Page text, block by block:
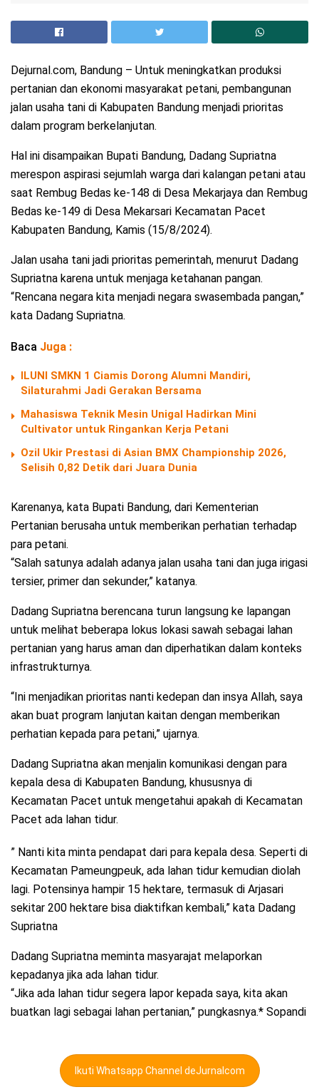
Dejurnal.com, Bandung – Untuk meningkatkan produksi
pertanian dan ekonomi masyarakat petani, pembangunan
jalan usaha tani di Kabupaten Bandung menjadi prioritas
dalam program berkelanjutan.
Hal ini disampaikan Bupati Bandung, Dadang Supriatna
merespon aspirasi sejumlah warga dari kalangan petani atau
saat Rembug Bedas ke-148 di Desa Mekarjaya dan Rembug
Bedas ke-149 di Desa Mekarsari Kecamatan Pacet
Kabupaten Bandung, Kamis (15/8/2024).
Jalan usaha tani jadi prioritas pemerintah, menurut Dadang
Supriatna karena untuk menjaga ketahanan pangan.
“Rencana negara kita menjadi negara swasembada pangan,”
kata Dadang Supriatna.
Baca Juga :
ILUNI SMKN 1 Ciamis Dorong Alumni Mandiri,
Silaturahmi Jadi Gerakan Bersama
Mahasiswa Teknik Mesin Unigal Hadirkan Mini
Cultivator untuk Ringankan Kerja Petani
Ozil Ukir Prestasi di Asian BMX Championship 2026,
Selisih 0,82 Detik dari Juara Dunia
Karenanya, kata Bupati Bandung, dari Kementerian
Pertanian berusaha untuk memberikan perhatian terhadap
para petani.
“Salah satunya adalah adanya jalan usaha tani dan juga irigasi
tersier, primer dan sekunder,” katanya.
Dadang Supriatna berencana turun langsung ke lapangan
untuk melihat beberapa lokus lokasi sawah sebagai lahan
pertanian yang harus aman dan diperhatikan dalam konteks
infrastrukturnya.
“Ini menjadikan prioritas nanti kedepan dan insya Allah, saya
akan buat program lanjutan kaitan dengan memberikan
perhatian kepada para petani,” ujarnya.
Dadang Supriatna akan menjalin komunikasi dengan para
kepala desa di Kabupaten Bandung, khususnya di
Kecamatan Pacet untuk mengetahui apakah di Kecamatan
Pacet ada lahan tidur.
” Nanti kita minta pendapat dari para kepala desa. Seperti di
Kecamatan Pameungpeuk, ada lahan tidur kemudian diolah
lagi. Potensinya hampir 15 hektare, termasuk di Arjasari
sekitar 200 hektare bisa diaktifkan kembali,” kata Dadang
Supriatna
Dadang Supriatna meminta masyarajat melaporkan
kepadanya jika ada lahan tidur.
“Jika ada lahan tidur segera lapor kepada saya, kita akan
buatkan lagi sebagai lahan pertanian,” pungkasnya.* Sopandi
Ikuti Whatsapp Channel deJurnalcom